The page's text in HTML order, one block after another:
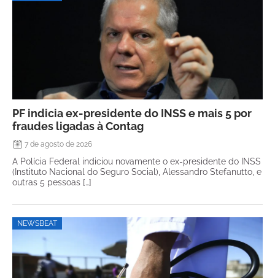
PF indicia ex-presidente do INSS e mais 5 por
fraudes ligadas à Contag
7 de agosto de 2026
A Polícia Federal indiciou novamente o ex-presidente do INSS
(Instituto Nacional do Seguro Social), Alessandro Stefanutto, e
outras 5 pessoas […]
NEWSBEAT